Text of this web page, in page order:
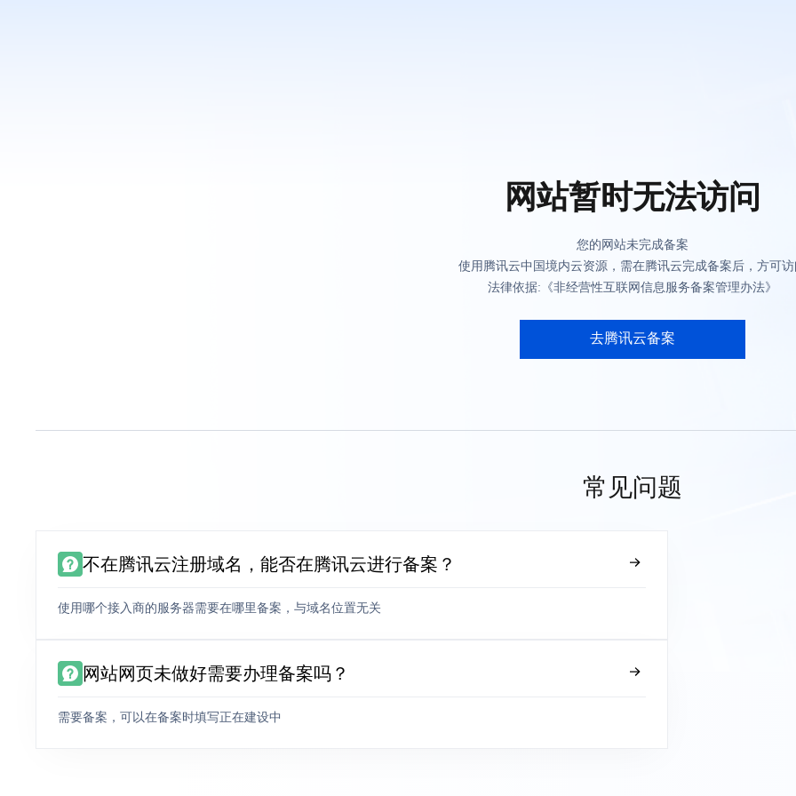
网站暂时无法访问
您的网站未完成备案
使用腾讯云中国境内云资源，需在腾讯云完成备案后，方可
法律依据:《非经营性互联网信息服务备案管理办法》
去腾讯云备案
常见问题
不在腾讯云注册域名，能否在腾讯云进行备案？
使用哪个接入商的服务器需要在哪里备案，与域名位置无关
网站网页未做好需要办理备案吗？
需要备案，可以在备案时填写正在建设中